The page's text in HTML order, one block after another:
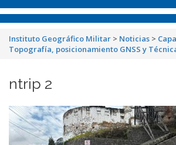
Instituto Geográfico Militar > Noticias >
Topografía, posicionamiento GNSS y
ntrip 2